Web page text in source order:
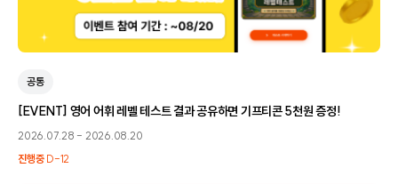
공통
[EVENT] 영어 어휘 레벨 테스트 결과 공유하면 기프티콘 5천원 증정!
2026.07.28 - 2026.08.20
진행중 D-12